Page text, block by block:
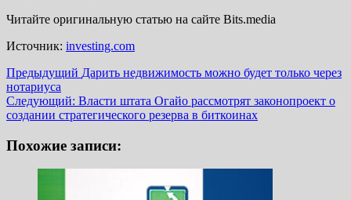
Читайте оригинальную статью на сайте Bits.media
Источник: investing.com
Навигация
записи
Предыдущий Дарить недвижимость можно будет только через
нотариуса
Следующий: Власти штата Огайо рассмотрят законопроект о
создании стратегического резерва в биткоинах
Похожие записи: